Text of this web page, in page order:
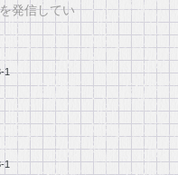
発信してい
1
1